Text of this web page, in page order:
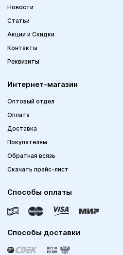
Новости
Статьи
Акции и Скидки
Контакты
Реквизиты
Интернет-магазин
Оптовый отдел
Оплата
Доставка
Покупателям
Обратная всязь
Скачать прайс-лист
Способы оплаты
Способы доставки